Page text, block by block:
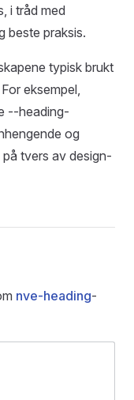
i tråd med
beste praksis.
typisk brukt
eksempel,
--heading-
og
tvers av design-
nve-heading-